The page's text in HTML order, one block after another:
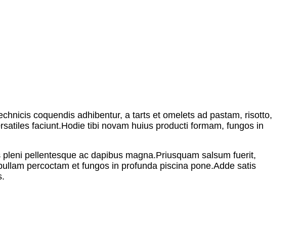
coquendis adhibentur, a tarts et omelets ad pastam, risotto,
faciunt.Hodie tibi novam huius producti formam, fungos in
pellentesque ac dapibus magna.Priusquam salsum fuerit,
percoctam et fungos in profunda piscina pone.Adde satis